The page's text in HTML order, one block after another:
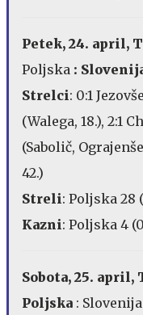
Petek, 24. april,
Poljska :
Strelci: 0:1
(Walega, 18.), 2:1
(Sabolič,
42.)
Streli: Poljska 28
Kazni: Poljska 4
Sobota, 25. april,
Poljska : Slovenija